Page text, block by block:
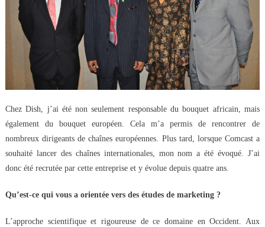
Chez Dish, j’ai été non seulement responsable du bouquet africain, mais
également du bouquet européen. Cela m’a permis de rencontrer de
nombreux dirigeants de chaînes européennes. Plus tard, lorsque Comcast a
souhaité lancer des chaînes internationales, mon nom a été évoqué. J’ai
donc été recrutée par cette entreprise et y évolue depuis quatre ans.
Qu’est-ce qui vous a orientée vers des études de marketing ?
L’approche scientifique et rigoureuse de ce domaine en Occident. Aux